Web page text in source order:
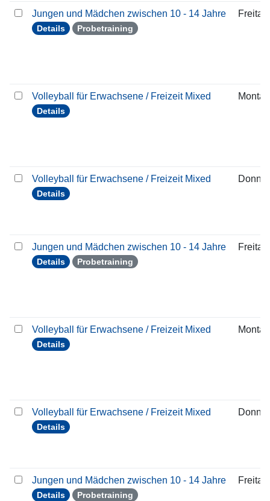
Jungen und Mädchen zwischen 10 - 14 Jahre
Details Probetraining
Freitag
Volleyball für Erwachsene / Freizeit Mixed
Details
Montag
Volleyball für Erwachsene / Freizeit Mixed
Details
Jungen und Mädchen zwischen 10 - 14 Jahre
Details Probetraining
Freitag
Volleyball für Erwachsene / Freizeit Mixed
Details
Montag
Volleyball für Erwachsene / Freizeit Mixed
Details
Jungen und Mädchen zwischen 10 - 14 Jahre
Details Probetraining
Freitag